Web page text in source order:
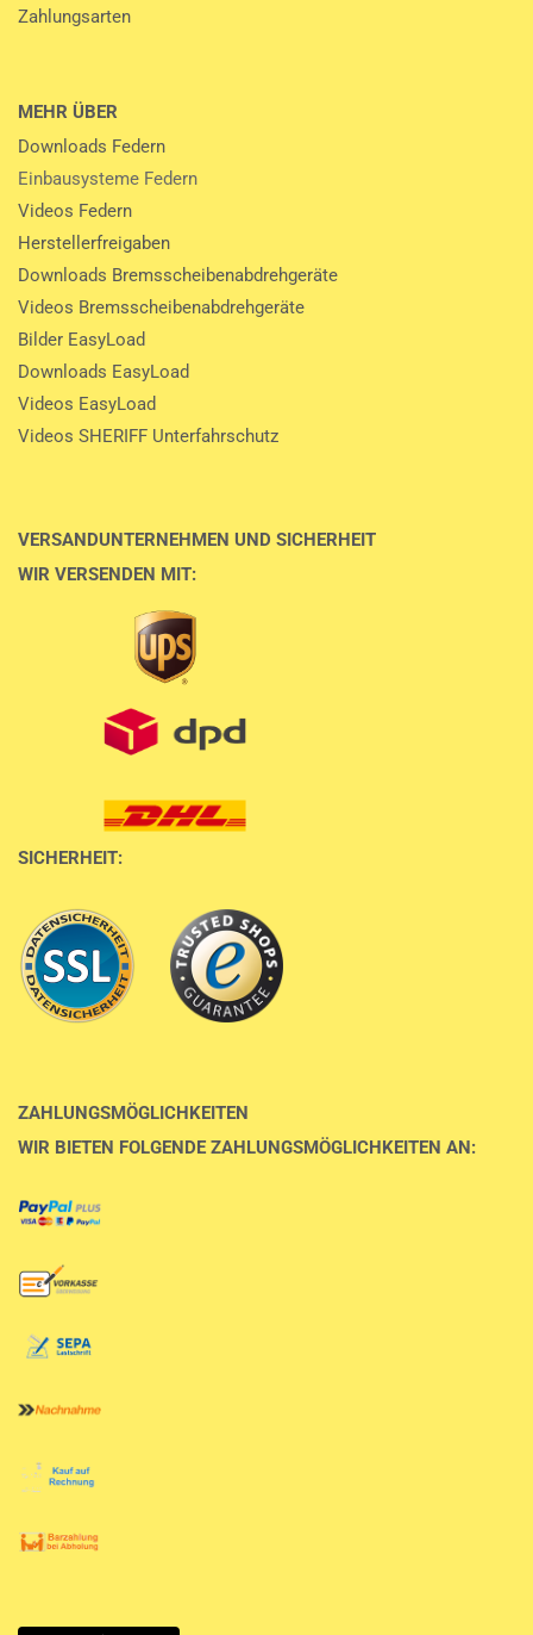
Zahlungsarten
MEHR ÜBER
Downloads Federn
Einbausysteme Federn
Videos Federn
Herstellerfreigaben
Downloads Bremsscheibenabdrehgeräte
Videos Bremsscheibenabdrehgeräte
Bilder EasyLoad
Downloads EasyLoad
Videos EasyLoad
Videos SHERIFF Unterfahrschutz
VERSANDUNTERNEHMEN UND SICHERHEIT
WIR VERSENDEN MIT:
SICHERHEIT:
ZAHLUNGSMÖGLICHKEITEN
WIR BIETEN FOLGENDE ZAHLUNGSMÖGLICHKEITEN AN: